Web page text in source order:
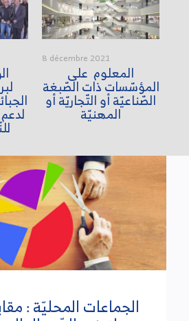
8 décembre 2021
المعلوم على
المؤسّسات ذات الصّبغة
الصّناعيّة أو التّجاريّة أو
المهنيّة
الجماعات المحليّة :